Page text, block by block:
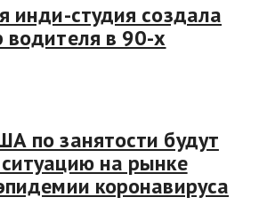
инди-студия создала
водителя в 90-х
по занятости будут
на рынке
коронавируса